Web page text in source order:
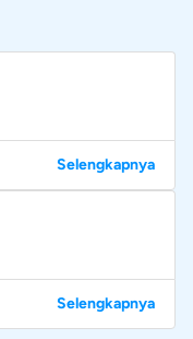
Selengkapnya
Selengkapnya